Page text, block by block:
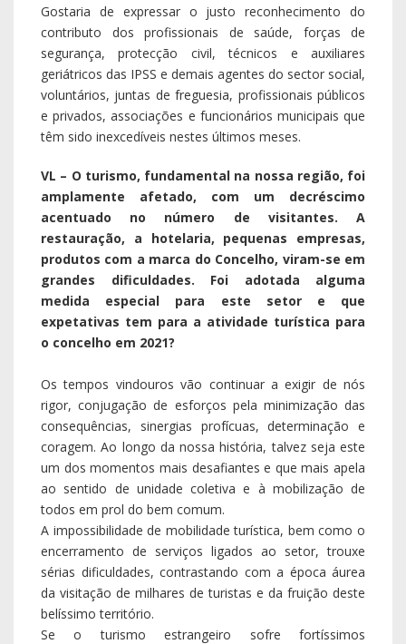
Gostaria de expressar o justo reconhecimento do
contributo dos profissionais de saúde, forças de
segurança, protecção civil, técnicos e auxiliares
geriátricos das IPSS e demais agentes do sector social,
voluntários, juntas de freguesia, profissionais públicos
e privados, associações e funcionários municipais que
têm sido inexcedíveis nestes últimos meses.
VL – O turismo, fundamental na nossa região, foi
amplamente afetado, com um decréscimo
acentuado no número de visitantes. A
restauração, a hotelaria, pequenas empresas,
produtos com a marca do Concelho, viram-se em
grandes dificuldades. Foi adotada alguma
medida especial para este setor e que
expetativas tem para a atividade turística para
o concelho em 2021?
Os tempos vindouros vão continuar a exigir de nós
rigor, conjugação de esforços pela minimização das
consequências, sinergias profícuas, determinação e
coragem. Ao longo da nossa história, talvez seja este
um dos momentos mais desafiantes e que mais apela
ao sentido de unidade coletiva e à mobilização de
todos em prol do bem comum.
A impossibilidade de mobilidade turística, bem como o
encerramento de serviços ligados ao setor, trouxe
sérias dificuldades, contrastando com a época áurea
da visitação de milhares de turistas e da fruição deste
belíssimo território.
Se o turismo estrangeiro sofre fortíssimos